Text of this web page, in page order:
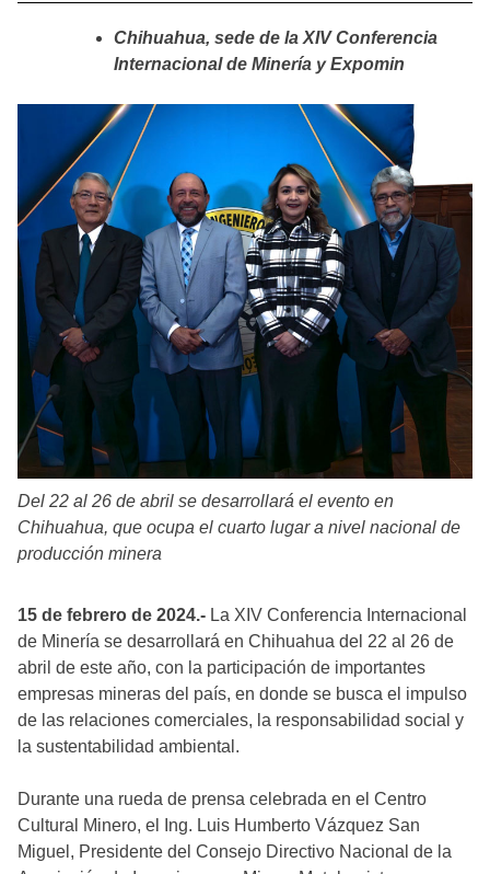
Chihuahua, sede de la XIV Conferencia
Internacional de Minería y Expomin
Del 22 al 26 de abril se desarrollará el evento en
Chihuahua, que ocupa el cuarto lugar a nivel nacional de
producción minera
15 de febrero de 2024.- La XIV Conferencia Internacional
de Minería se desarrollará en Chihuahua del 22 al 26 de
abril de este año, con la participación de importantes
empresas mineras del país, en donde se busca el impulso
de las relaciones comerciales, la responsabilidad social y
la sustentabilidad ambiental.
Durante una rueda de prensa celebrada en el Centro
Cultural Minero, el Ing. Luis Humberto Vázquez San
Miguel, Presidente del Consejo Directivo Nacional de la